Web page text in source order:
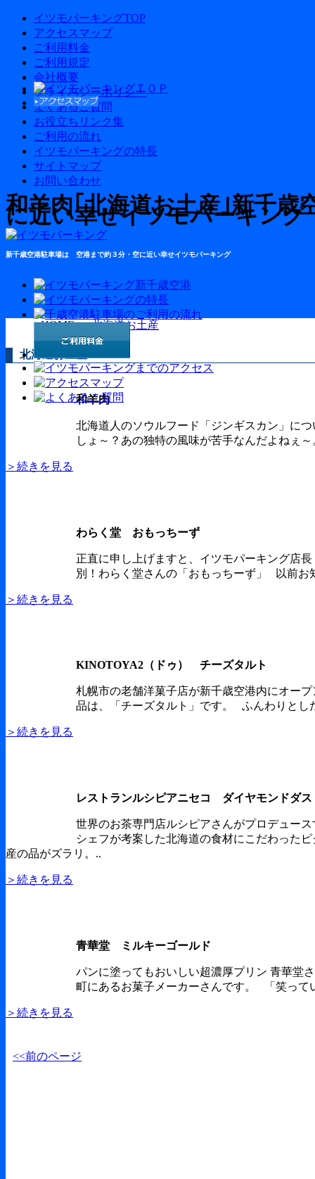
イツモパーキングTOP
アクセスマップ
ご利用料金
ご利用規定
会社概要
プライバシーポリシー
よくあるご質問
お役立ちリンク集
ご利用の流れ
イツモパーキングの特長
サイトマップ
お問い合わせ
和羊肉｢北海道お土産｣新千
に近い幸せイツモパーキング
新千歳空港駐車場は 空港まで約３分・空に近い幸せイツモパーキング
HOME 北海道お土産
北海道お土産
和羊肉
北海道人のソウルフード「ジンギスカン」に
しょ～？あの独特の風味が苦手なんだよねぇ
＞続きを見る
わらく堂 おもっちーず
正直に申し上げますと、イツモパーキング店
別！わらく堂さんの「おもっちーず」 以前お
＞続きを見る
KINOTOYA2（ドゥ） チーズタルト
札幌市の老舗洋菓子店が新千歳空港内にオー
品は、「チーズタルト」です。 ふんわりとし
＞続きを見る
レストランルシピアニセコ ダイヤモンドダス
世界のお茶専門店ルシピアさんがプロデュ
シェフが考案した北海道の食材にこだわった
産の品がズラリ。..
＞続きを見る
青華堂 ミルキーゴールド
パンに塗ってもおいしい超濃厚プリン 青華堂
町にあるお菓子メーカーさんです。 「笑って
＞続きを見る
<<前のページ